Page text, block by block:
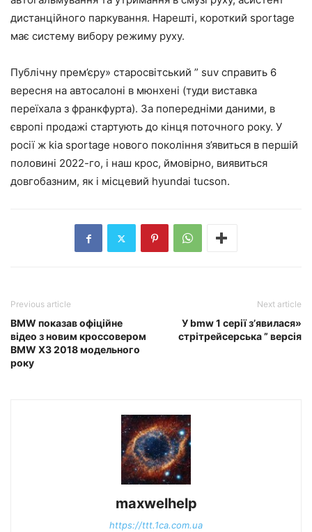
дистанційного паркування. Нарешті, короткий sportage
має систему вибору режиму руху.
Публічну прем’єру» старосвітський ” suv справить 6
вересня на автосалоні в мюнхені (туди виставка
переїхала з франкфурта). За попередніми даними, в
європі продажі стартують до кінця поточного року. У
росії ж kia sportage нового покоління з’явиться в першій
половині 2022-го, і наш крос, ймовірно, виявиться
довгобазним, як і місцевий hyundai tucson.
Previous article
BMW показав офіційне
відео з новим кроссовером
BMW X3 2018 модельного
року
Next article
У bmw 1 серії з’явилася»
стрітрейсерська ” версія
maxwelhelp
https://ttt.1ca.com.ua